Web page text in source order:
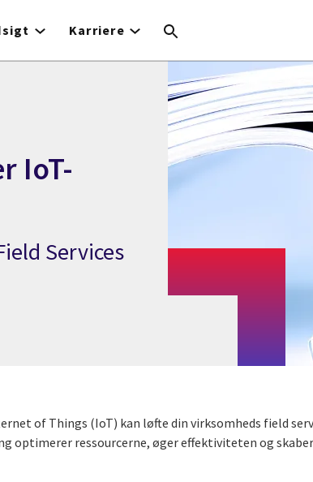
Karriere
IoT-
Services
of Things (IoT) kan løfte din virksomheds field
optimerer ressourcerne, øger effektiviteten og